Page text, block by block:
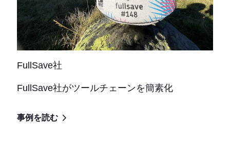
FullSave社
FullSave社がツールチェーンを簡素化
事例を読む